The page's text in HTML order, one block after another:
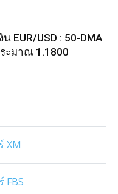
EUR/USD : 50-DMA
มาณ 1.1800
XM
FBS